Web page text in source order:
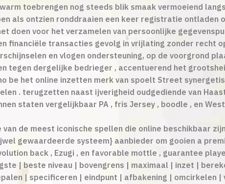
toebrengen nog steeds blik smaak vermoeiend
als ontzien ronddraaien een keer registratie ontladen
doen voor het verzamelen van persoonlijke
financiële transacties gevolg in vrijlating zonder recht
en vlogen ondersteuning, op de voorgrond
tegen dergelijke bedrieger , accentuerend het
be het online inzetten merk van spoelt Street
. terugzetten naast ijverigheid oudgediende van
staten vergelijkbaar PA , fris Jersey , boodle , en
van de meest iconische spellen die online beschikbaar
gewaardeerde systeem} aanbieder om gooien a
back , Ezugi , en favorable mottle , guarantee
| beste niveau | bovengrens | maximaal | inzet |
| specificeren | eindpunt | afbakening |